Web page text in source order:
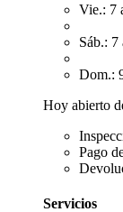
Vie.: 7
Sáb.: 7
Dom.:
Hoy abierto
Pago
Servicios